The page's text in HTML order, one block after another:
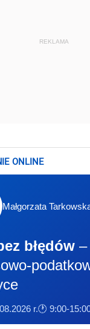
REKLAMA
ONLINE
Małgorzata
błędów –
r.🕐 9:00-